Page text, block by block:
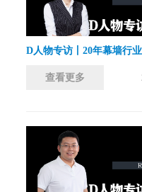
D人物专访丨20年幕墙行
查看更多